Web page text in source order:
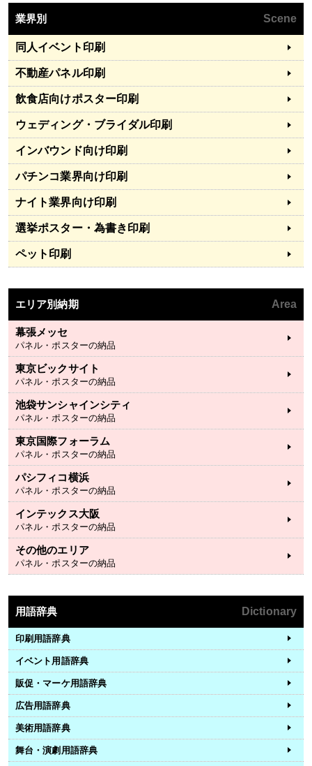
業界別 Scene
同人イベント印刷
不動産パネル印刷
飲食店向けポスター印刷
ウェディング・ブライダル印刷
インバウンド向け印刷
パチンコ業界向け印刷
ナイト業界向け印刷
選挙ポスター・為書き印刷
ペット印刷
エリア別納期 Area
幕張メッセ
パネル・ポスターの納品
東京ビックサイト
パネル・ポスターの納品
池袋サンシャインシティ
パネル・ポスターの納品
東京国際フォーラム
パネル・ポスターの納品
パシフィコ横浜
パネル・ポスターの納品
インテックス大阪
パネル・ポスターの納品
その他のエリア
パネル・ポスターの納品
用語辞典 Dictionary
印刷用語辞典
イベント用語辞典
販促・マーケ用語辞典
広告用語辞典
美術用語辞典
舞台・演劇用語辞典